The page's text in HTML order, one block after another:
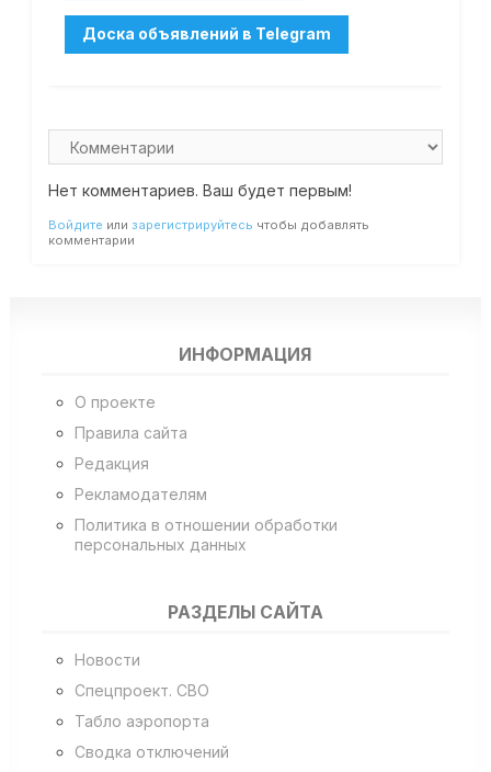
Нет комментариев. Ваш будет первым!
Войдите или зарегистрируйтесь чтобы добавлять
комментарии
ИНФОРМАЦИЯ
О проекте
Правила сайта
Редакция
Рекламодателям
Политика в отношении обработки
персональных данных
РАЗДЕЛЫ САЙТА
Новости
Спецпроект. СВО
Табло аэропорта
Сводка отключений